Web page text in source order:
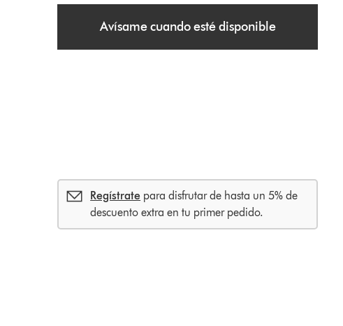
Avísame cuando esté disponible
Regístrate para disfrutar de hasta un 5% de
descuento extra en tu primer pedido.